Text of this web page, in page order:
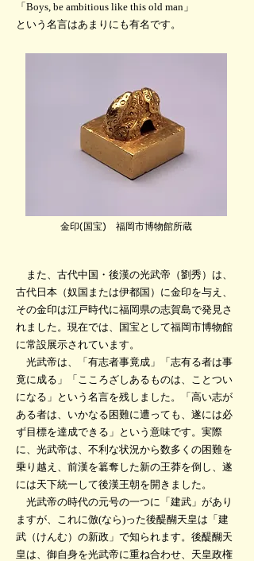
「Boys, be ambitious like this old man」
という名言はあまりにも有名です。
また、古代中国・後漢の光武帝（劉秀）は、
古代日本（奴国または伊都国）に金印を与え、
その金印は江戸時代に福岡県の志賀島で発見さ
れました。現在では、国宝として福岡市博物館
に常設展示されています。
光武帝は、「有志者事竟成」「志有る者は事
竟に成る」「こころざしあるものは、ことつい
になる」という名言を残しました。「高い志が
ある者は、いかなる困難に遭っても、遂には必
ず目標を達成できる」という意味です。実際
に、光武帝は、不利な状況から数多くの困難を
乗り越え、前漢を簒奪した新の王莽を倒し、遂
には天下統一して後漢王朝を開きました。
光武帝の時代の元号の一つに「建武」があり
ますが、これに倣(なら)った後醍醐天皇は「建
武（けんむ）の新政」で知られます。後醍醐天
皇は、御自身を光武帝に重ね合わせ、天皇政権
金印(国宝) 福岡市博物館所蔵